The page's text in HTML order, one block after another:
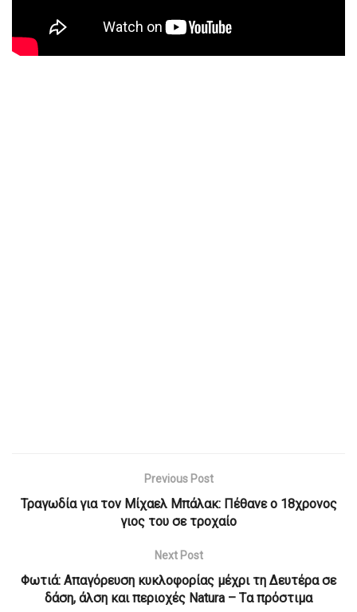
Previous Post
Τραγωδία για τον Μίχαελ Μπάλακ: Πέθανε ο 18χρονος
γιος του σε τροχαίο
Next Post
Φωτιά: Απαγόρευση κυκλοφορίας μέχρι τη Δευτέρα σε
δάση, άλση και περιοχές Natura – Tα πρόστιμα